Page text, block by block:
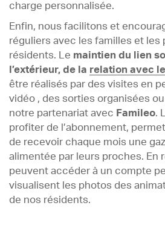
charge personnalisée.
Enfin, nous facilitons et
réguliers avec les familles et les
résidents. Le maintien du lien
l’extérieur, de la relation avec
être réalisés par des visites en
vidéo , des sorties organisées
notre partenariat avec Famileo.
profiter de l’abonnement,
de recevoir chaque mois une
alimentée par leurs proches. En
peuvent accéder à un compte
visualisent les photos des
de nos résidents.